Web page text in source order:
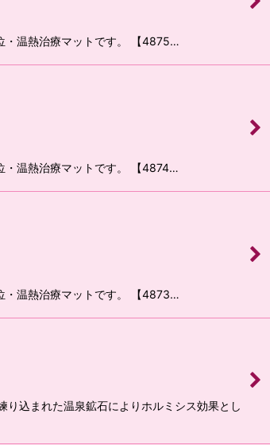
・温熱治療マットです。 【4875…
・温熱治療マットです。 【4874…
・温熱治療マットです。 【4873…
り込まれた温泉鉱石によりホルミシス効果とし